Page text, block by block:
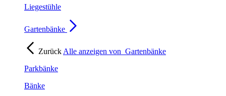
Liegestühle
Gartenbänke
Zurück Alle anzeigen von Gartenbänke
Parkbänke
Bänke